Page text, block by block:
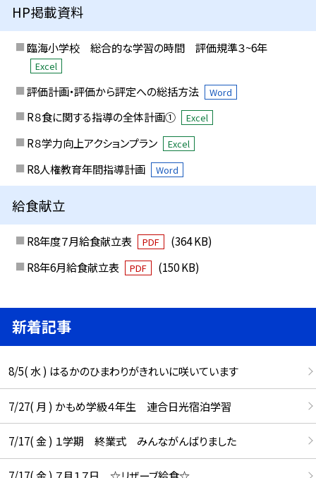
HP掲載資料
臨海小学校 総合的な学習の時間 評価規準３~6年
Excel
評価計画・評価から評定への総括方法 Word
R８食に関する指導の全体計画① Excel
R８学力向上アクションプラン Excel
R8人権教育年間指導計画 Word
給食献立
R8年度７月給食献立表 PDF
(364 KB)
R8年6月給食献立表
PDF (150 KB)
新着記事
8/5( 水 ) はるかのひまわりがきれいに咲いています
7/27( 月 ) かもめ学級４年生 連合日光宿泊学習
7/17( 金 ) １学期 終業式 みんながんばりました